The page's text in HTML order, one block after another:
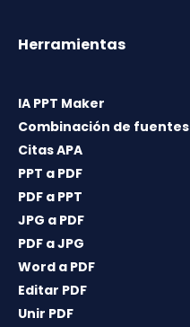
Herramientas
IA PPT Maker
Combinación de fuentes
Citas APA
PPT a PDF
PDF a PPT
JPG a PDF
PDF a JPG
Word a PDF
Editar PDF
Unir PDF